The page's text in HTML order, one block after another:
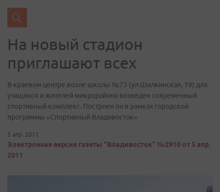
На новый стадион
приглашают всех
В краевом центре возле школы №73 (ул.Шилкинская, 19) для
учащихся и жителей микрорайона возведен современный
спортивный комплекс. Построен он в рамках городской
программы «Спортивный Владивосток»
5 апр. 2011
Электронная версия газеты "Владивосток" №2910 от 5 апр.
2011